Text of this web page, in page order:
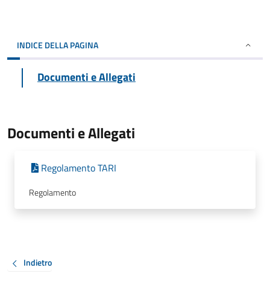
INDICE DELLA PAGINA
Documenti e Allegati
Documenti e Allegati
Regolamento TARI
Regolamento
Indietro